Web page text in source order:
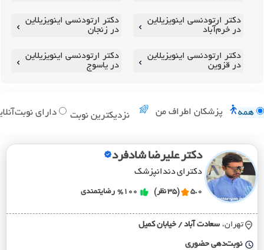
دکتر ارتودنسی اینویزیلاین
در خرم‌آباد
دکتر ارتودنسی اینویزیلاین
در زنجان
دکتر ارتودنسی اینویزیلاین
در قزوین
دکتر ارتودنسی اینویزیلاین
در یاسوج
همه پزشکان اطراف من نزدیکترین نوبت دارای
دکتر علیرضا شادفرد
دکترای دندانپزشک
5.0 (35 نظر) %100 رضایتمندی
تهران، سعادت آباد / خيابان کميل
نوبت‌دهی حضوری